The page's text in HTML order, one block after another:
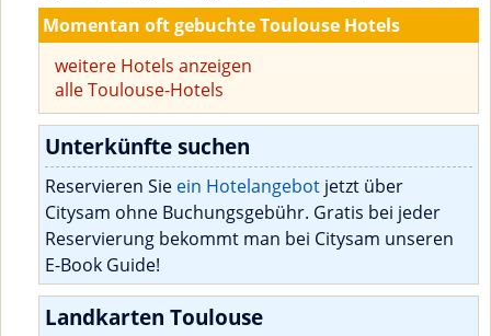
Momentan oft gebuchte Toulouse Hotels
weitere Hotels anzeigen
alle Toulouse-Hotels
Unterkünfte suchen
Reservieren Sie ein Hotelangebot jetzt über
Citysam ohne Buchungsgebühr. Gratis bei jeder
Reservierung bekommt man bei Citysam unseren
E-Book Guide!
Landkarten Toulouse